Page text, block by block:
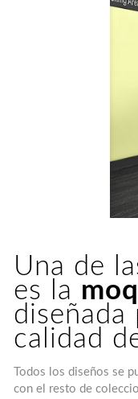
Una de
es la
calidad
Todos los diseños se
con el resto de